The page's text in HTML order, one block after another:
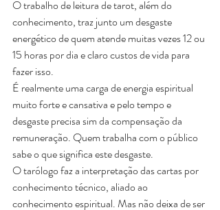
O trabalho de leitura de tarot, além do
conhecimento, traz junto um desgaste
energético de quem atende muitas vezes 12 ou
15 horas por dia e claro custos de vida para
fazer isso.
É realmente uma carga de energia espiritual
muito forte e cansativa e pelo tempo e
desgaste precisa sim da compensação da
remuneração. Quem trabalha com o público
sabe o que significa este desgaste.
O tarólogo faz a interpretação das cartas por
conhecimento técnico, aliado ao
conhecimento espiritual. Mas não deixa de ser